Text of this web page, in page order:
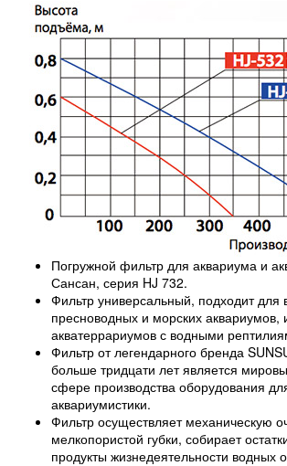
Погружной фильтр для аквариума и
Сансан, серия HJ 732.
Фильтр универсальный, подходит для
пресноводных и морских аквариумов,
акватеррариумов с водными
Фильтр от легендарного бренда
больше тридцати лет является
сфере производства оборудования
аквариумистики.
Фильтр осуществляет механическую
мелкопористой губки, собирает
продукты жизнедеятельности водных